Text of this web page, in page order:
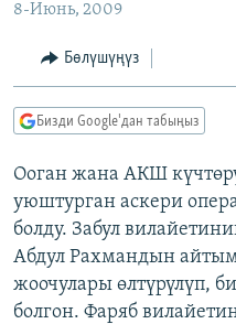
ЭКОНОМИКА
МАДАНИЯТ
БОРБОР АЗИЯ
АТАЙЫН ИЛИКТӨӨ
ТВ ПРОГРАММАЛАР
ЭКСПЕРТТЕР ТАЛДАЙТ
БИЗ ЖАНА ДҮЙНӨ
ДАНИСТЕ
ЭЖЕ-СИҢДИЛЕР
АЗАТТЫК+
ӨЗГӨЧӨ ПИКИР
Русский
ОНЛАЙН ШЕРИНЕ
8-Июнь, 2009
Бөлүшүңүз
Бизди Google'дан табыңыз
Ооган жана АКШ
уюштурган аскери
болду. Забул
Абдул Рахмандын
жоочулары өлтүрүлүп,
болгон. Фаряб